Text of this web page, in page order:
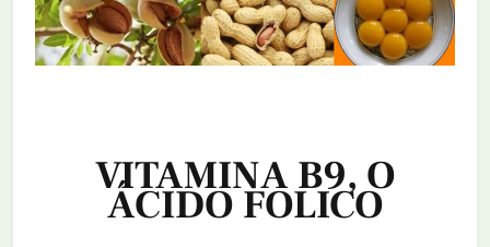
VITAMINA B9, O
ÁCIDO FOLICO